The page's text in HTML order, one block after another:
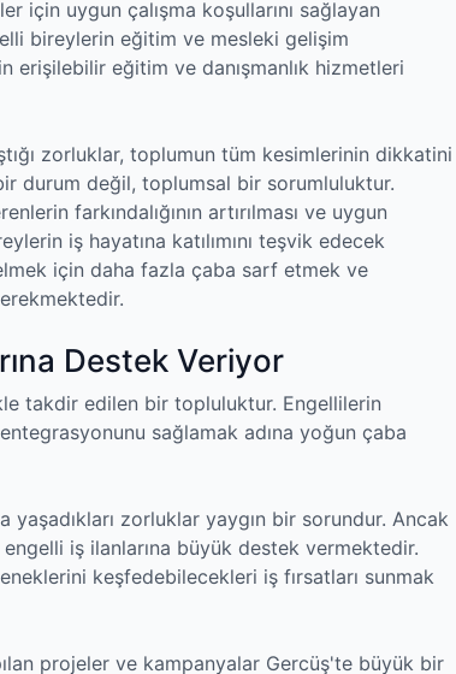
için uygun çalışma koşullarını sağlayan
bireylerin eğitim ve mesleki gelişim
erişilebilir eğitim ve danışmanlık hizmetleri
zorluklar, toplumun tüm kesimlerinin dikkatini
durum değil, toplumsal bir sorumluluktur.
farkındalığının artırılması ve uygun
iş hayatına katılımını teşvik edecek
için daha fazla çaba sarf etmek ve
Destek Veriyor
takdir edilen bir topluluktur. Engellilerin
sağlamak adına yoğun çaba
zorluklar yaygın bir sorundur. Ancak
iş ilanlarına büyük destek vermektedir.
keşfedebilecekleri iş fırsatları sunmak
projeler ve kampanyalar Gercüş'te büyük bir